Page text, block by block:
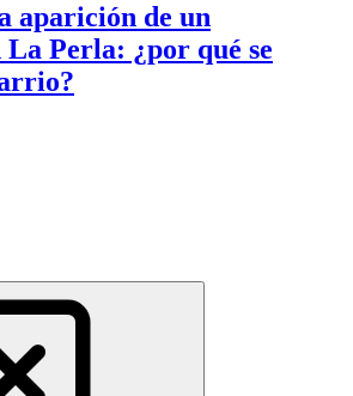
aparición de un
Perla: ¿por qué se